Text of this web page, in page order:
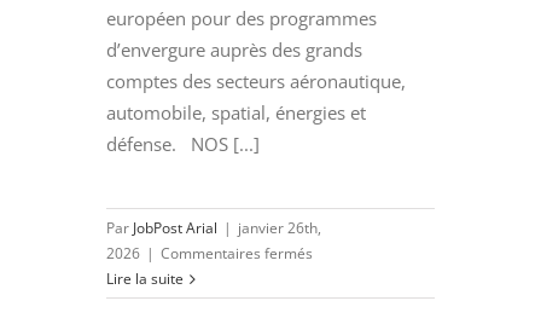
européen pour des programmes
d’envergure auprès des grands
comptes des secteurs aéronautique,
automobile, spatial, énergies et
défense. NOS [...]
Par JobPost Arial | janvier 26th,
2026 | Commentaires fermés
ENGINEER
Lire la suite